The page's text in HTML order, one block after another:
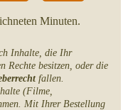
Minuten.
Inhalte, die Ihr
Rechte besitzen, oder die
fallen.
(Filme,
Mit Ihrer Bestellung